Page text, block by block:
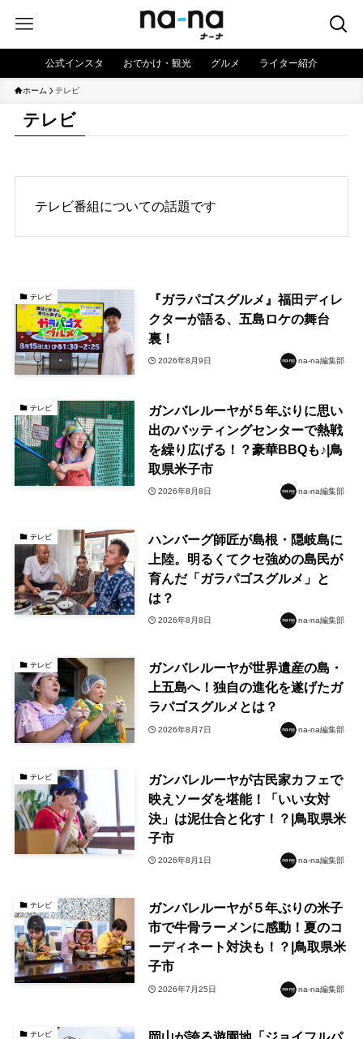
公式インスタ おでかけ・観光 グルメ ライター紹介
ホーム テレビ
テレビ
テレビ番組についての話題です
テレビ
『ガラパゴスグルメ』福田ディレ
クターが語る、五島ロケの舞台
裏！
2026年8月9日 na-na編集部
テレビ
ガンバレルーヤが５年ぶりに思い
出のバッティングセンターで熱戦
を繰り広げる！？豪華BBQも♪|鳥
取県米子市
2026年8月8日 na-na編集部
テレビ
ハンバーグ師匠が島根・隠岐島に
上陸。明るくてクセ強めの島民が
育んだ「ガラパゴスグルメ」と
は？
2026年8月8日 na-na編集部
テレビ
ガンバレルーヤが世界遺産の島・
上五島へ！独自の進化を遂げたガ
ラパゴスグルメとは？
2026年8月7日 na-na編集部
テレビ
ガンバレルーヤが古民家カフェで
映えソーダを堪能！「いい女対
決」は泥仕合と化す！？|鳥取県米
子市
2026年8月1日 na-na編集部
テレビ
ガンバレルーヤが５年ぶりの米子
市で牛骨ラーメンに感動！夏のコ
ーディネート対決も！？|鳥取県米
子市
2026年7月25日 na-na編集部
テレビ